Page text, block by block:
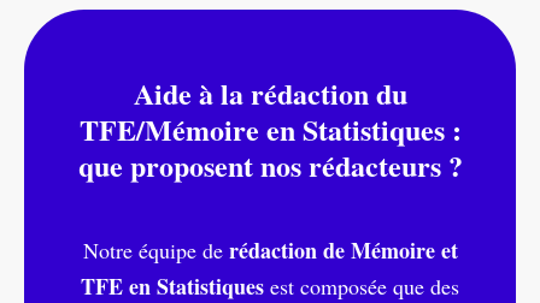
Aide à la rédaction du
TFE/Mémoire en Statistiques :
que proposent nos rédacteurs ?
Notre équipe de rédaction de Mémoire et
TFE en Statistiques est composée que des